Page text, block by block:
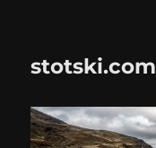
stotski.com